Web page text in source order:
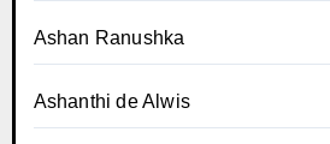
Ashan Ranushka
Ashanthi de Alwis